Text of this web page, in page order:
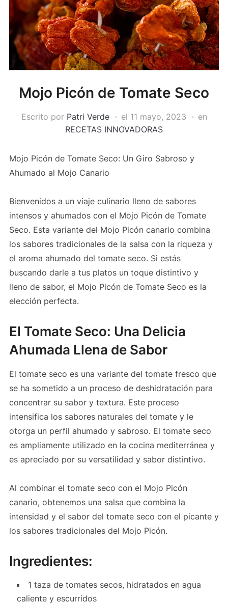
Mojo Picón de Tomate Seco
Escrito por Patri Verde el 11 mayo, 2023
en
RECETAS INNOVADORAS
Mojo Picón de Tomate Seco: Un Giro Sabroso y
Ahumado al Mojo Canario
Bienvenidos a un viaje culinario lleno de sabores
intensos y ahumados con el Mojo Picón de Tomate
Seco. Esta variante del Mojo Picón canario combina
los sabores tradicionales de la salsa con la riqueza y
el aroma ahumado del tomate seco. Si estás
buscando darle a tus platos un toque distintivo y
lleno de sabor, el Mojo Picón de Tomate Seco es la
elección perfecta.
El Tomate Seco: Una Delicia
Ahumada Llena de Sabor
El tomate seco es una variante del tomate fresco que
se ha sometido a un proceso de deshidratación para
concentrar su sabor y textura. Este proceso
intensifica los sabores naturales del tomate y le
otorga un perfil ahumado y sabroso. El tomate seco
es ampliamente utilizado en la cocina mediterránea y
es apreciado por su versatilidad y sabor distintivo.
Al combinar el tomate seco con el Mojo Picón
canario, obtenemos una salsa que combina la
intensidad y el sabor del tomate seco con el picante y
los sabores tradicionales del Mojo Picón.
Ingredientes:
1 taza de tomates secos, hidratados en agua
caliente y escurridos